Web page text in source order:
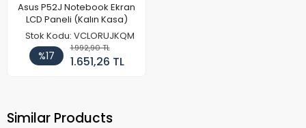
Asus P52J Notebook Ekran
LCD Paneli (Kalın Kasa)
Stok Kodu: VCLORUJKQM
%17
1.992,90 TL
1.651,26 TL
Similar Products